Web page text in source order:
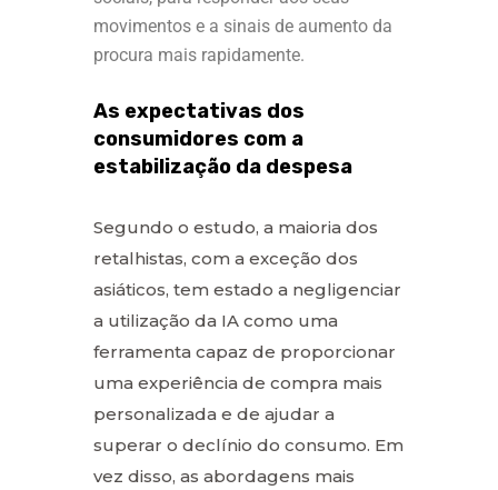
movimentos e a sinais de aumento da
procura mais rapidamente.
As expectativas dos
consumidores com a
estabilização da despesa
Segundo o estudo, a maioria dos
retalhistas, com a exceção dos
asiáticos, tem estado a negligenciar
a utilização da IA como uma
ferramenta capaz de proporcionar
uma experiência de compra mais
personalizada e de ajudar a
superar o declínio do consumo. Em
vez disso, as abordagens mais